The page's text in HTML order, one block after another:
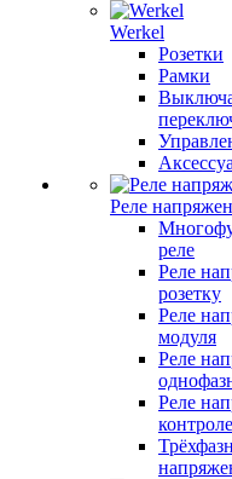
Werkel
Розетки
Рамки
Реле
реле
Реле
розетку
Реле
модуля
Реле
Реле